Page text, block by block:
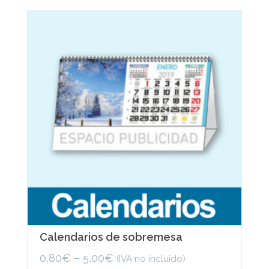
chosen
on
the
product
page
Calendarios de sobremesa
0,80€ – 5,00€ (IVA no incluido)